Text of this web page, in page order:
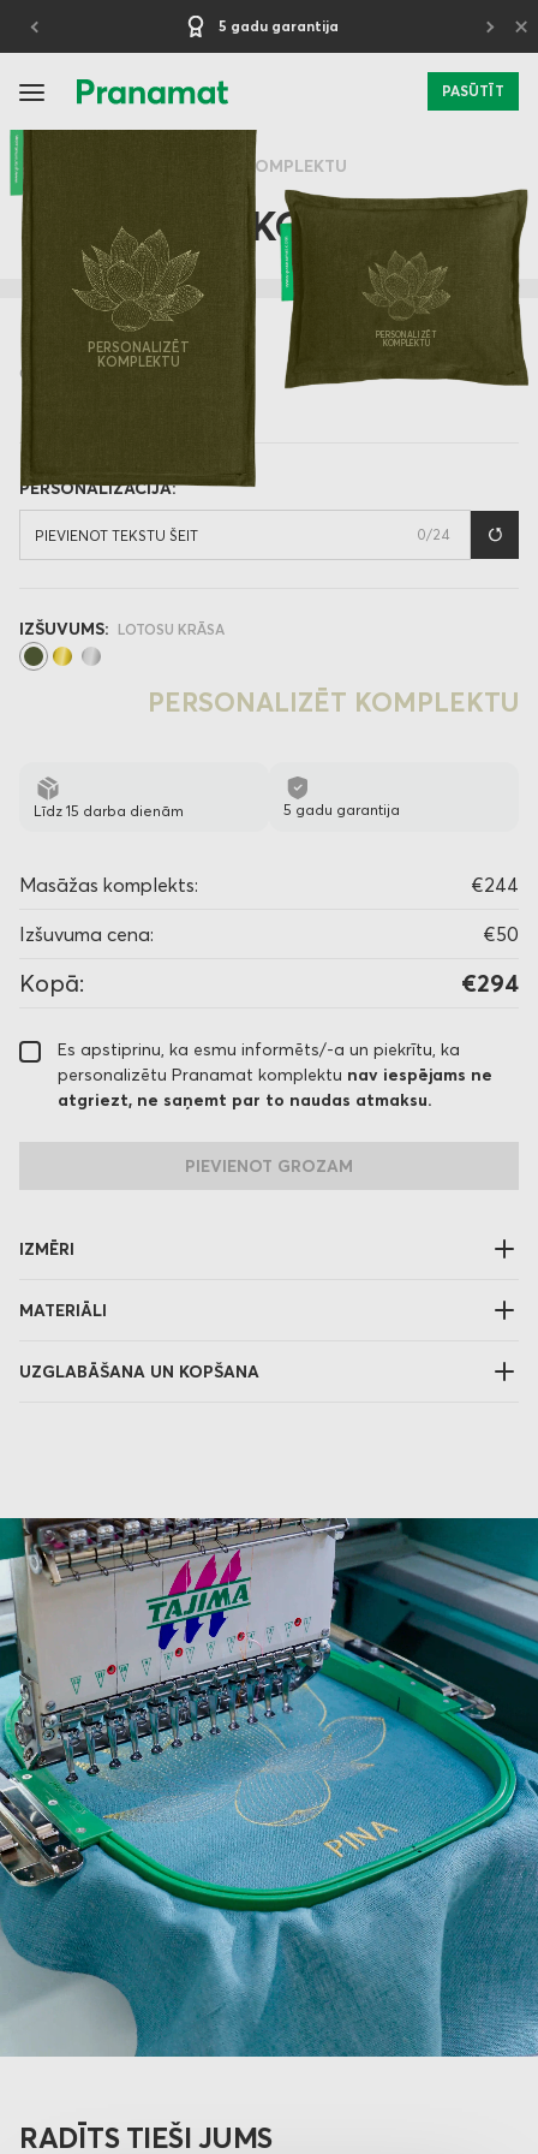
30 dienu izmēģinājuma periods ×
PASŪTĪT
SĀKUMS PERSONALIZĒT KOMPLEKTU
KLASISKAIS KOMPLEKTS
PERSONALIZĒT
KOMPLEKTU
PERSONALIZĒT
KOMPLEKTU
OLIVE
PERSONALIZĀCIJA:
0/24
IZŠUVUMS: LOTOSU KRĀSA
PERSONALIZĒT KOMPLEKTU
Līdz 15 darba dienām 5 gadu garantija
Masāžas komplekts: €244
Izšuvuma cena: €50
Kopā: €294
Es apstiprinu, ka esmu informēts/-a un piekrītu, ka
personalizētu Pranamat komplektu nav iespējams ne
atgriezt, ne saņemt par to naudas atmaksu.
PIEVIENOT GROZAM
IZMĒRI
MATERIĀLI
UZGLABĀŠANA UN KOPŠANA
RADĪTS TIEŠI JUMS